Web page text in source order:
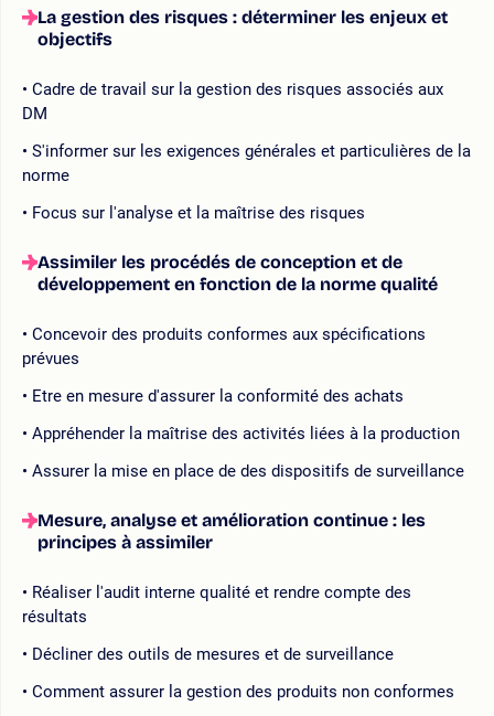
La gestion des risques : déterminer les enjeux et
objectifs
Cadre de travail sur la gestion des risques associés aux
DM
S'informer sur les exigences générales et particulières de la
norme
Focus sur l'analyse et la maîtrise des risques
Assimiler les procédés de conception et de
développement en fonction de la norme qualité
Concevoir des produits conformes aux spécifications
prévues
Etre en mesure d'assurer la conformité des achats
Appréhender la maîtrise des activités liées à la production
Assurer la mise en place de des dispositifs de surveillance
Mesure, analyse et amélioration continue : les
principes à assimiler
Réaliser l'audit interne qualité et rendre compte des
résultats
Décliner des outils de mesures et de surveillance
Comment assurer la gestion des produits non conformes